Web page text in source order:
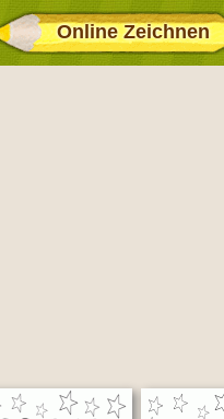
Online Zeichnen